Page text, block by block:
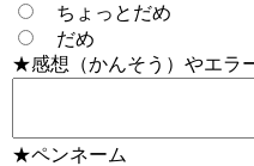
ちょっとだめ
だめ
★感想（かんそう）やエラ
★ペンネーム